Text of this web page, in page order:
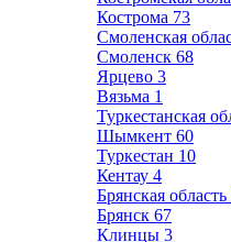
Кострома 73
Смоленская
Смоленск 68
Ярцево 3
Вязьма 1
Туркестанская
Шымкент 60
Туркестан 10
Кентау 4
Брянская область
Брянск 67
Клинцы 3